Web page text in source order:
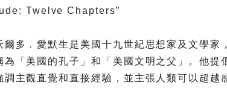
Twelve Chapters”
爾多．愛默生是美國十九世紀思想家及文學家
為「美國的孔子」和「美國文明之父」。他提
調主觀直覺和直接經驗，並主張人類可以超越